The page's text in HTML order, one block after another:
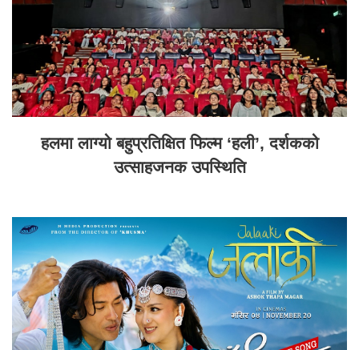
हलमा लाग्यो बहुप्रतिक्षित फिल्म ‘हली’, दर्शकको
उत्साहजनक उपस्थिति